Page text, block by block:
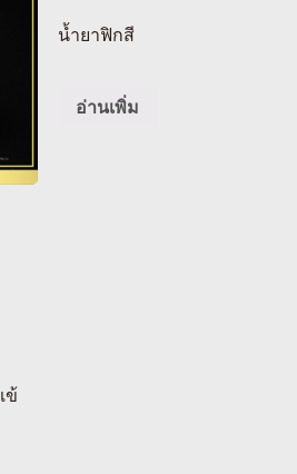
น้ำยาฟิกสี
อ่านเพิ่ม